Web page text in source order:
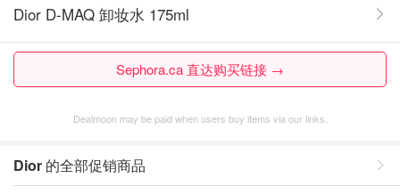
Dior D-MAQ 卸妆水 175ml
Sephora.ca 直达购买链接 →
Dealmoon may be paid when users buy items via our links.
Dior 的全部促销商品